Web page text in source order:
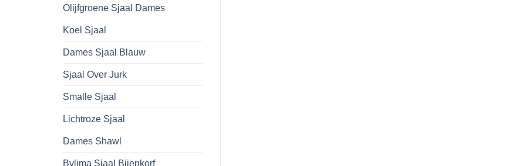
Olijfgroene Sjaal Dames
Koel Sjaal
Dames Sjaal Blauw
Sjaal Over Jurk
Smalle Sjaal
Lichtroze Sjaal
Dames Shawl
Bylima Sjaal Bijenkorf